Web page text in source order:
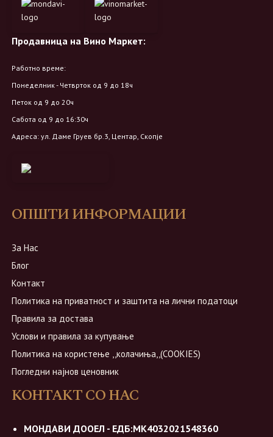
Продавница на Вино Маркет:
Работно време:
Понеделник - Четврток од 9 до 18ч
Петок од 9 до 20ч
Сабота од 9 до 16:30ч
Адреса: ул. Даме Груев бр.3, Центар, Скопје
ОПШТИ ИНФОРМАЦИИ
За Нас
Блог
Контакт
Политика на приватност и заштита на лични податоци
Правила за достава
Услови и правила за купување
Политика на користење ,,колачиња,,(COOKIES)
Погледни најнов ценовник
КОНТАКТ СО НАС
МОНДАВИ ДООЕЛ - ЕДБ:МК4032021548360